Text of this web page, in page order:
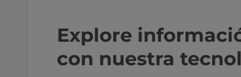
Explore
con nuestra